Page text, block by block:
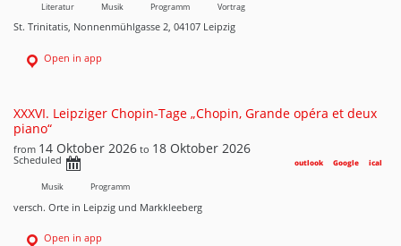
Literatur Musik Programm Vortrag
St. Trinitatis, Nonnenmühlgasse 2, 04107 Leipzig
Open in app
XXXVI. Leipziger Chopin-Tage „Chopin, Grande opéra et deux
piano“
from 14 Oktober 2026 to 18 Oktober 2026
Scheduled ical
Google
outlook
Musik Programm
versch. Orte in Leipzig und Markkleeberg
Open in app